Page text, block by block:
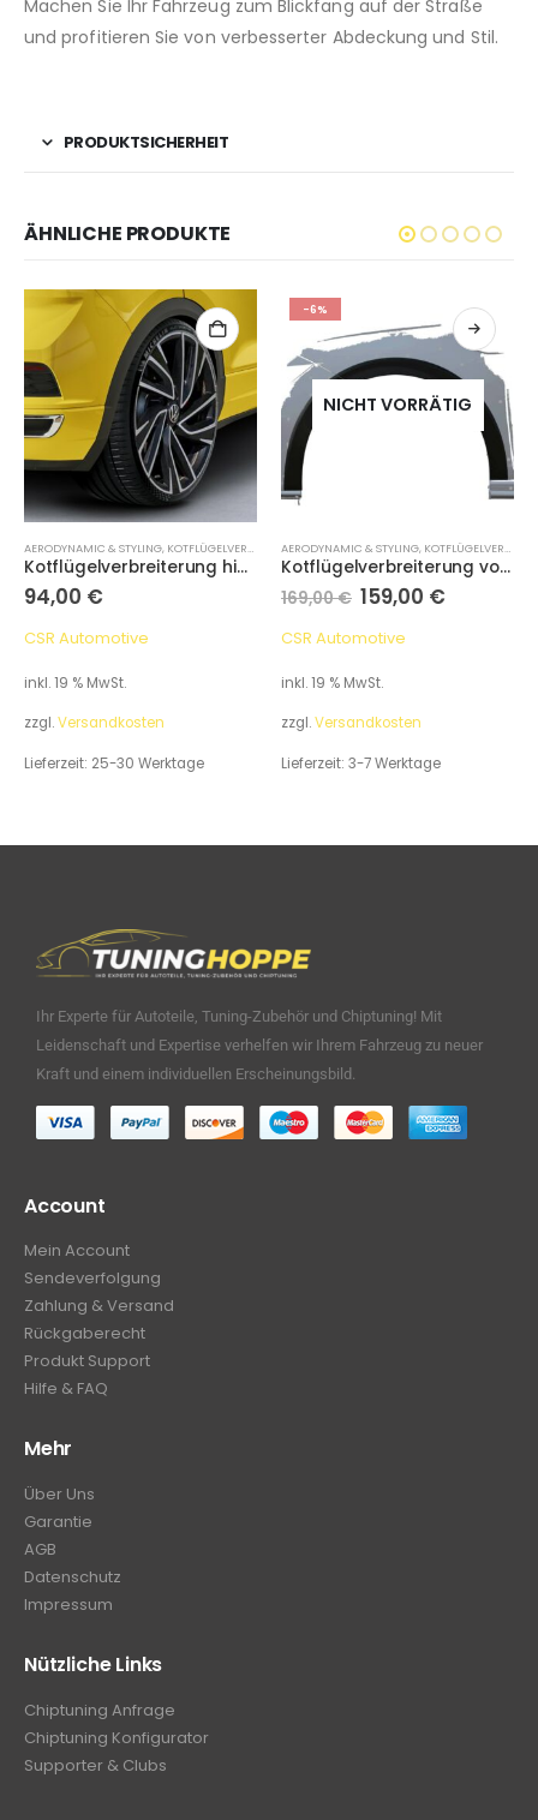
Machen Sie Ihr Fahrzeug zum Blickfang auf der Straße
und profitieren Sie von verbesserter Abdeckung und Stil.
PRODUKTSICHERHEIT
ÄHNLICHE PRODUKTE
AERODYNAMIC & STYLING, KOTFLÜGELVERBREITUNG
Kotflügelverbreiterung hinten, VW T-Roc A1
94,00 €
CSR Automotive
inkl. 19 % MwSt.
zzgl.Versandkosten
Lieferzeit: 25-30 Werktage
-6%
NICHT VORRÄTIG
AERODYNAMIC & STYLING, KOTFLÜGELVERBREITUNG
Kotflügelverbreiterung vorne, VW Polo VI 2G
169,00€ 159,00 €
CSR Automotive
inkl. 19 % MwSt.
zzgl.Versandkosten
Lieferzeit: 3-7 Werktage
Ihr Experte für Autoteile, Tuning-Zubehör und Chiptuning! Mit
Leidenschaft und Expertise verhelfen wir Ihrem Fahrzeug zu neuer
Kraft und einem individuellen Erscheinungsbild.
Account
Mein Account
Sendeverfolgung
Zahlung & Versand
Rückgaberecht
Produkt Support
Hilfe & FAQ
Mehr
Über Uns
Garantie
AGB
Datenschutz
Impressum
Nützliche Links
Chiptuning Anfrage
Chiptuning Konfigurator
Supporter & Clubs